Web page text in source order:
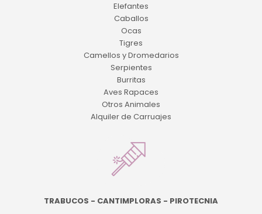
Elefantes
Caballos
Ocas
Tigres
Camellos y Dromedarios
Serpientes
Burritas
Aves Rapaces
Otros Animales
Alquiler de Carruajes
TRABUCOS - CANTIMPLORAS - PIROTECNIA